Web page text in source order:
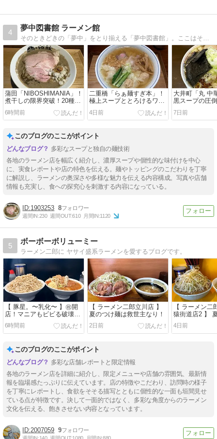
4
夢中図書館 ラーメン館
そのときどきの「夢中」をとり揃える「夢中図書館」。ここはそのなかでも、ラーメンの「夢中」を集めた「ラーメン館」です。Welcome to the ’Ramen…
蒲田「NIBOSHIMANIA」！
煮干しの限界突破！20種類
の旨味が凝縮「キング・オ
ブ・マニア・ニボプレッ
6時間前
二重橋「らぁ麺すぎ本」！
極上スープととろけるワン
タンが織りなす至福の塩ラ
ーメン
4日前
大井町「丸 中
黒スープの圧
コク、至福の
玉中華そば」
7日前
このブログのここがポイント
多彩なスープと独自の麺技術
各地のラーメン店を幅広く紹介し、濃厚スープや個性的な味付けを中心
に、実食レポートや店の特色を伝える。麺やトッピングのこだわりを丁寧
に解説し、ラーメンの奥深さや多様な魅力を伝える内容構成。写真や店舗
情報も充実し、食への探究心を刺激する内容になっている。
1903253 8
週間IN:230 週間OUT:610 月間IN:1120
5
ボーボーボリューミー
ラーメン二郎に ヤサイ盛系ラーメンを愛するブログです。
【 豚星。〜乳化〜 】㊗️開
店！マニアもビビる破壊力
つけ麺。
6時間前
【 ラーメン二郎立川店 】
夏のつけ麺は救世主なり！
2日前
【 ラーメン二
猿街道店2 】
だ！シークワ
っ！！！
4日前
このブログのここがポイント
多彩な店舗レポートと限定情報
各地のラーメン店を詳細に紹介し、限定メニューや店舗の雰囲気、最新情
報を臨場感たっぷりに伝えています。店の特徴やこだわり、訪問時の様子
を丁寧にレポートし、食欲をそそる描写とともに個性的な一面も垣間見せ
ている点が特徴です。決して一面的ではなく、多彩な角度からのラーメン
文化を伝える、飽きさせない内容となっています。
2007059 9